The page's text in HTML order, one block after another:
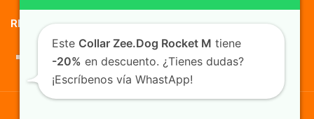
REDES SOCIALES
TusMascotas.cl
Este Collar Zee.Dog Rocket M tiene
-20% en descuento. ¿Tienes dudas?
¡Escríbenos vía WhastApp!